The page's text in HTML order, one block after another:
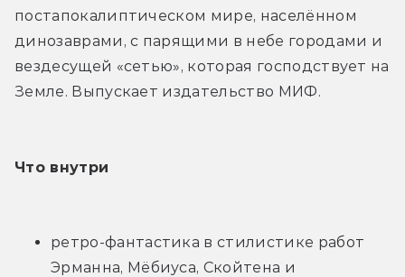
постапокалиптическом мире, населённом
динозаврами, с парящими в небе городами и
вездесущей «сетью», которая господствует на
Земле. Выпускает издательство МИФ.
Что внутри
ретро-фантастика в стилистике работ
Эрманна, Мёбиуса, Скойтена и